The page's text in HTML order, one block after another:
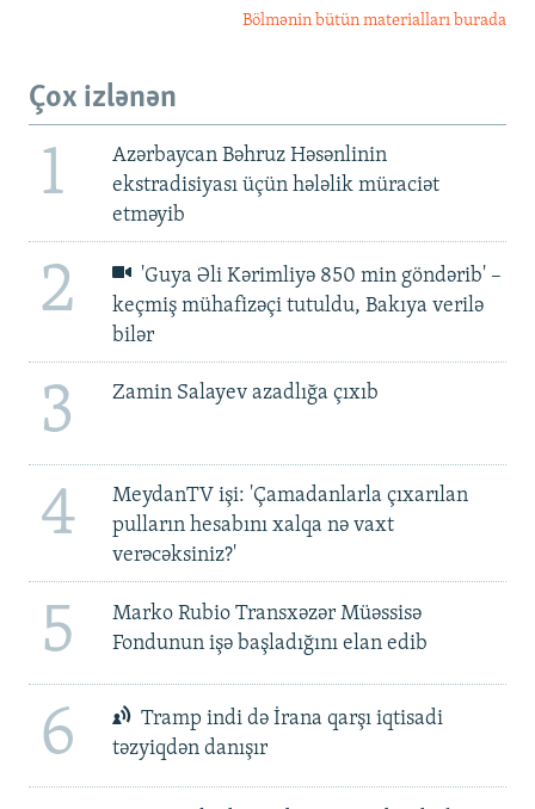
Bölmənin bütün materialları burada
Çox izlənən
1
Azərbaycan Bəhruz Həsənlinin
ekstradisiyası üçün hələlik müraciət
etməyib
2
'Guya Əli Kərimliyə 850 min göndərib' –
keçmiş mühafizəçi tutuldu, Bakıya verilə
bilər
3 Zamin Salayev azadlığa çıxıb
4
MeydanTV işi: 'Çamadanlarla çıxarılan
pulların hesabını xalqa nə vaxt
verəcəksiniz?'
5
Marko Rubio Transxəzər Müəssisə
Fondunun işə başladığını elan edib
6
Tramp indi də İrana qarşı iqtisadi
təzyiqdən danışır